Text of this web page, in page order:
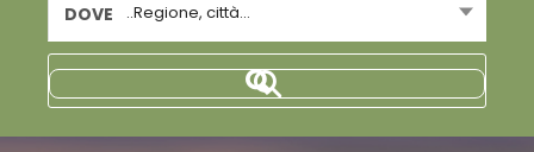
DOVE ..Regione, città...